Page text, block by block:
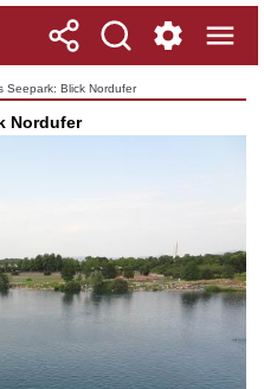
Seepark: Blick Nordufer
Nordufer